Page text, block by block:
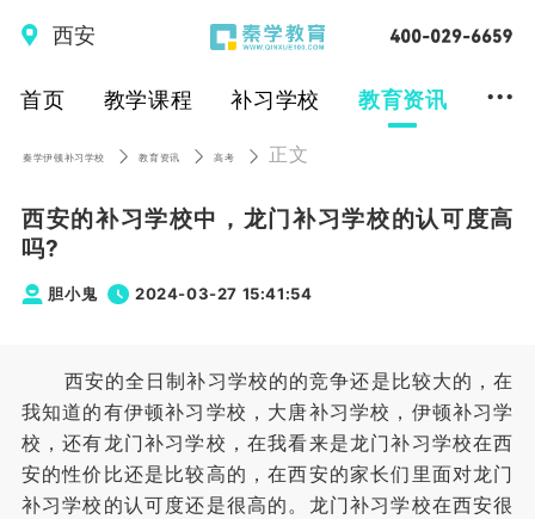
西安
首页 教学课程 补习学校 教育资讯 ...
秦学伊顿补习学校 教育资讯 高考 正文
西安的补习学校中，龙门补习学校的认可度高
吗?
胆小鬼 2024-03-27 15:41:54
西安的全日制补习学校的的竞争还是比较大的，在
我知道的有伊顿补习学校，大唐补习学校，伊顿补习学
校，还有龙门补习学校，在我看来是龙门补习学校在西
安的性价比还是比较高的，在西安的家长们里面对龙门
补习学校的认可度还是很高的。龙门补习学校在西安很